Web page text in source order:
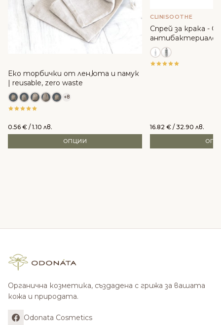
Еко торбички от лен,юта и памук
| reusable, zero waste
+8
0.56 € / 1.10 лв.
ОПЦИИ
CLINISOOTHE
Спрей за крака -
антибактериален
16.82 € / 32.90 лв.
Органична козметика, създадена с грижа за вашата
кожа и природата.
Odonata Cosmetics